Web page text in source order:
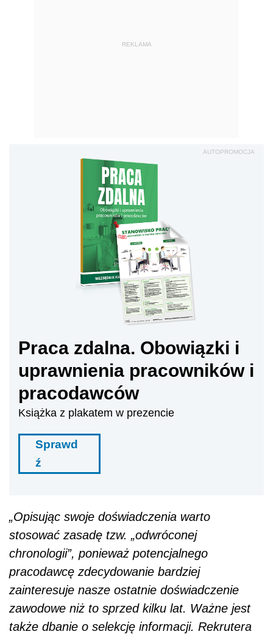
REKLAMA
AUTOPROMOCJA
Praca zdalna. Obowiązki i
uprawnienia pracowników i
pracodawców
Książka z plakatem w prezencie
Sprawd
ź
„Opisując swoje doświadczenia warto
stosować zasadę tzw. „odwróconej
chronologii”, ponieważ potencjalnego
pracodawcę zdecydowanie bardziej
zainteresuje nasze ostatnie doświadczenie
zawodowe niż to sprzed kilku lat. Ważne jest
także dbanie o selekcję informacji. Rekrutera